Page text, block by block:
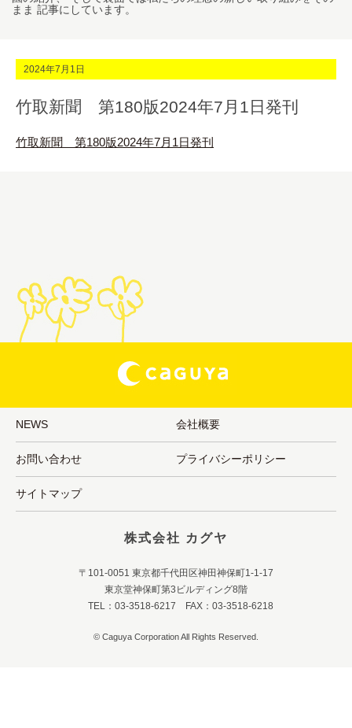
まま 記事にしています。
2024年7月1日
竹取新聞 第180版2024年7月1日発刊
竹取新聞 第180版2024年7月1日発刊
NEWS 会社概要
お問い合わせ プライバシーポリシー
サイトマップ
株式会社 カグヤ
〒101-0051 東京都千代田区神田神保町1-1-17
東京堂神保町第3ビルディング8階
TEL：03-3518-6217 FAX：03-3518-6218
© Caguya Corporation All Rights Reserved.